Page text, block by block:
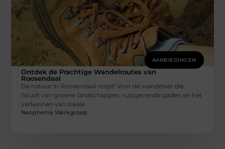
AANBIEDINGEN
Ontdek de Prachtige Wandelroutes van
Roosendaal
De natuur in Roosendaal roept! Voor de wandelaar die
houdt van groene landschappen, rustgevende paden en het
verkennen van lokale
Neophema Werkgroep